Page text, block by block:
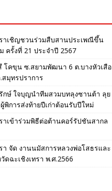
ราเชิญชวนร่วมสืบสานประเพณีขึ้น
ครั้งที่ 21 ประจำปี 2567
โคขุน ซ.สยามพัฒนา 6 ต.บางหัวเสือ
สมุทรปราการ
กษ์ ใจบุญนำทีมสวมบทลุงซานต้า ลุย
พิการส่งท้ายปีเก่าต้อนรับปีใหม่
าเข้าร่วมพิธีต่อต้านคอร์รัปชันสากล
า จัด งานนมัสการหลวงพ่อโสธรและ
ดฉะเชิงเทรา พ.ศ.2566